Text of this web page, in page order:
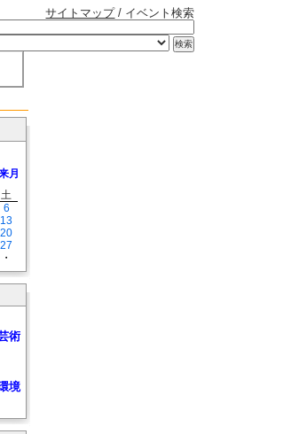
サイトマップ/ イベント検索
月
土
6
13
20
27
・
術
境